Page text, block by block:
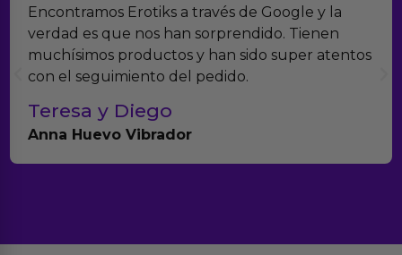
Encontramos Erotiks a través de Google y la
verdad es que nos han sorprendido. Tienen
muchísimos productos y han sido super atentos
con el seguimiento del pedido.
Teresa y Diego
Anna Huevo Vibrador